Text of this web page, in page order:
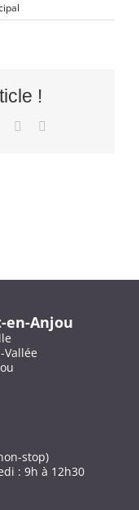
!
Pinterest
en-Anjou
Vallée
stop)
: 9h à 12h30